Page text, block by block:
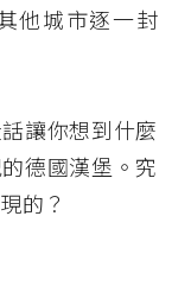
他城市逐一封
讓你想到什麼
德國漢堡。究
的？